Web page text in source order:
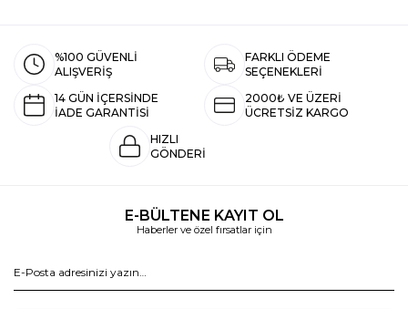
%100 GÜVENLİ
ALIŞVERİŞ
FARKLI ÖDEME
SEÇENEKLERİ
14 GÜN İÇERSİNDE
İADE GARANTİSİ
2000₺ VE ÜZERİ
ÜCRETSİZ KARGO
HIZLI
GÖNDERİ
E-BÜLTENE KAYIT OL
Haberler ve özel fırsatlar için